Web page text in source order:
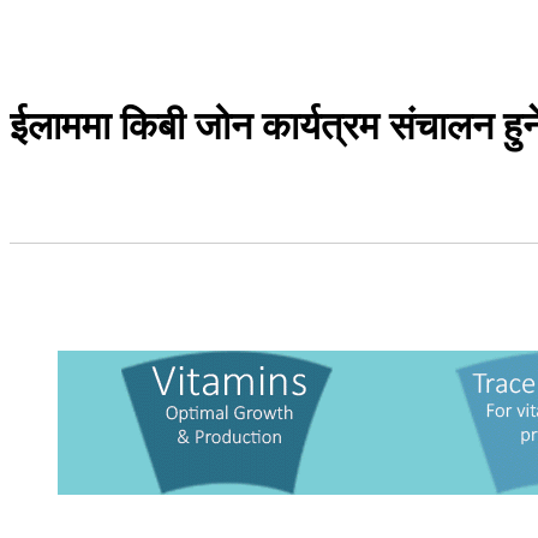
ईलाममा किबी जोन कार्यत्रम संचालन